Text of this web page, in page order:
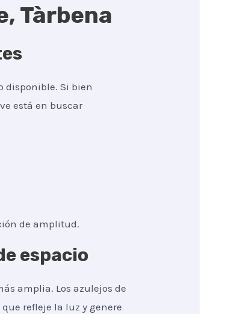
Tàrbena
disponible. Si bien
está en buscar
de amplitud.
espacio
amplia. Los azulejos de
refleje la luz y genere